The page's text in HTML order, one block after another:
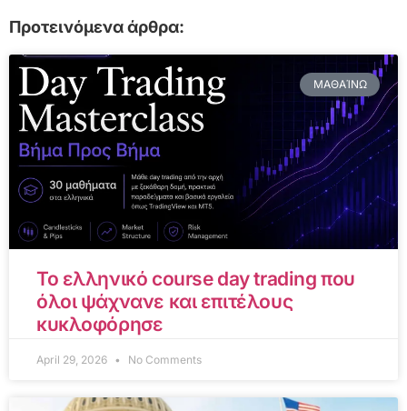
Προτεινόμενα άρθρα:
ΜΑΘΑΊΝΩ
Το ελληνικό course day trading που
όλοι ψάχνανε και επιτέλους
κυκλοφόρησε
April 29, 2026 No Comments